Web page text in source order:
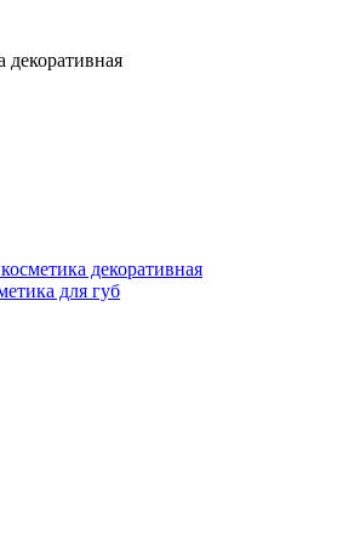
декоративная
декоративная
для губ